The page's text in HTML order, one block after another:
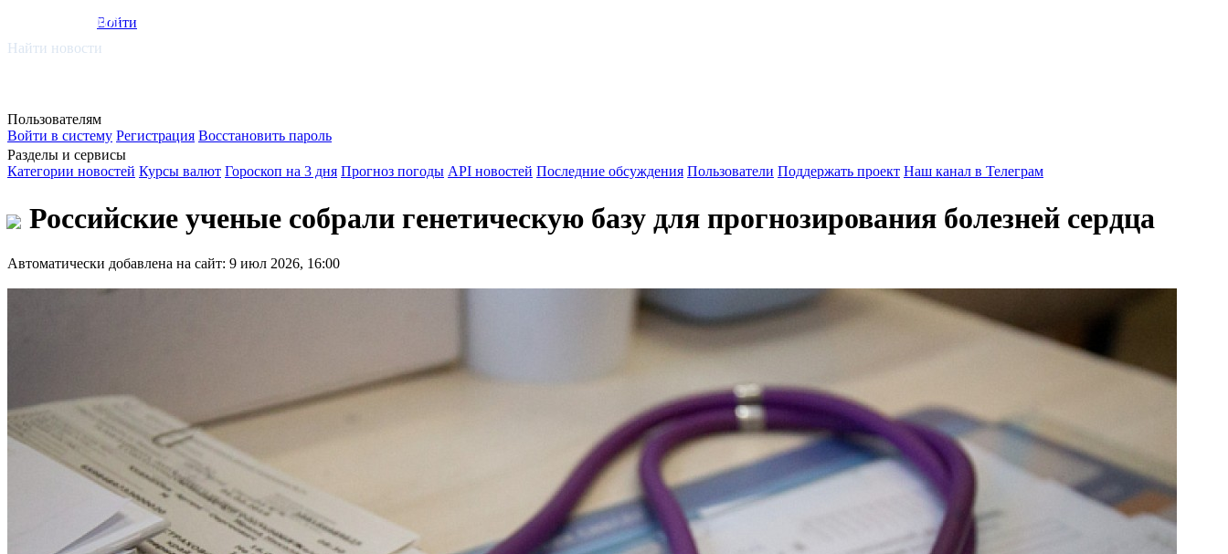
smi.mobi
Войти
Найти новости
Пользователям
Войти в систему Регистрация Восстановить пароль
Разделы и сервисы
Категории новостей Курсы валют Гороскоп на 3 дня Прогноз погоды API новостей Последние обсуждения Пользователи Поддержать проект Наш канал в Телеграм
Российские ученые собрали генетическую базу для прогнозирования болезней сердца
Автоматически добавлена на сайт: 9 июл 2026, 16:00